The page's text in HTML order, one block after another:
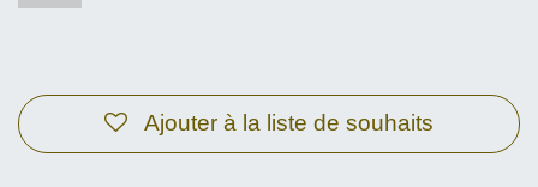
Ajouter à la liste de souhaits